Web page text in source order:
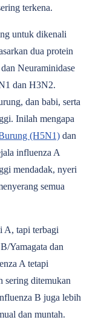
terkena.
untuk dikenali
dua protein
Neuraminidase
dan H3N2.
dan babi, serta
Inilah mengapa
(H5N1) dan
influenza A
mendadak, nyeri
semua
A, tapi terbagi
Yamagata dan
A tetapi
sering ditemukan
B juga lebih
dan muntah.